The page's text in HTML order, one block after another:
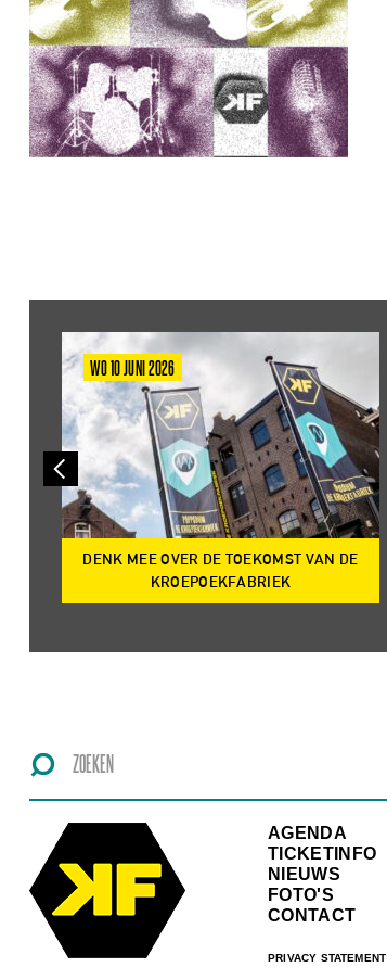
WO 10 JUNI 2026
DENK MEE OVER DE TOEKOMST VAN DE
KROEPOEKFABRIEK
AGENDA
TICKETINFO
NIEUWS
FOTO'S
CONTACT
PRIVACY STATEMENT